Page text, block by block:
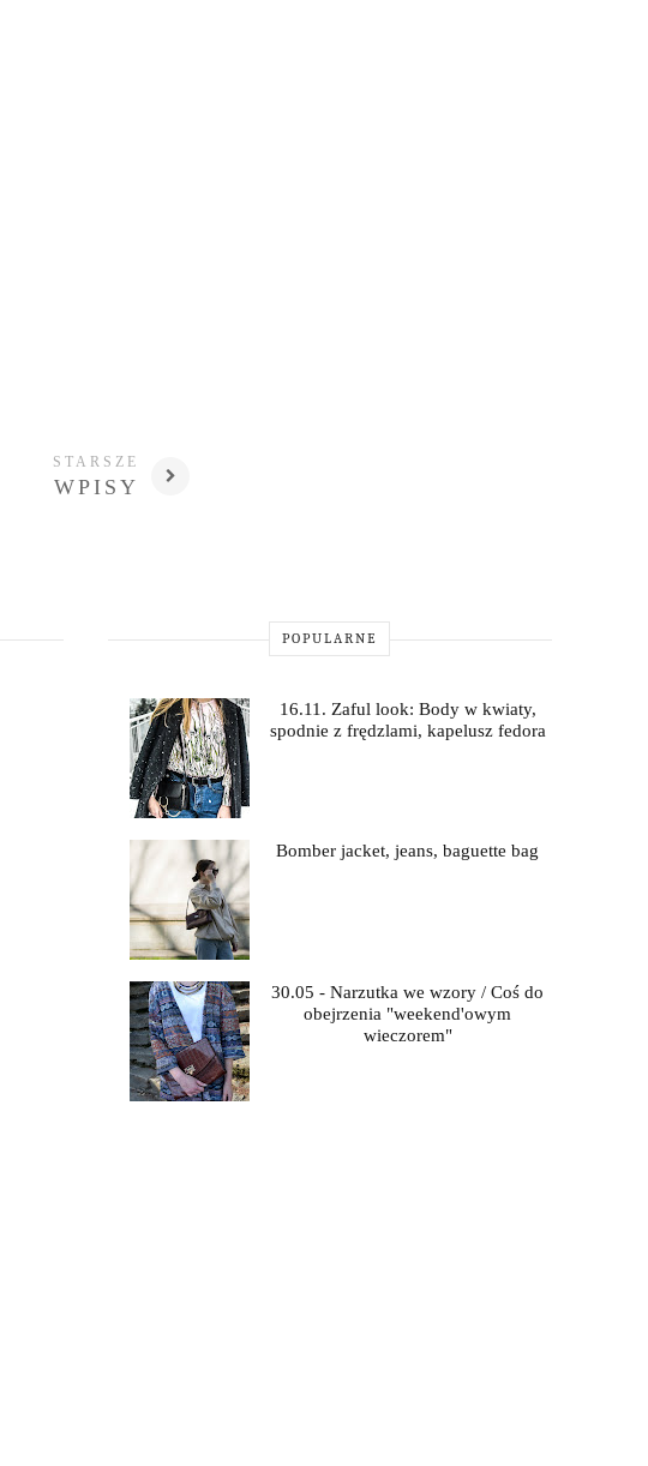
STARSZE
WPISY
POPULARNE
16.11. Zaful look: Body w kwiaty,
spodnie z frędzlami, kapelusz fedora
Bomber jacket, jeans, baguette bag
30.05 - Narzutka we wzory / Coś do
obejrzenia "weekend'owym
wieczorem"